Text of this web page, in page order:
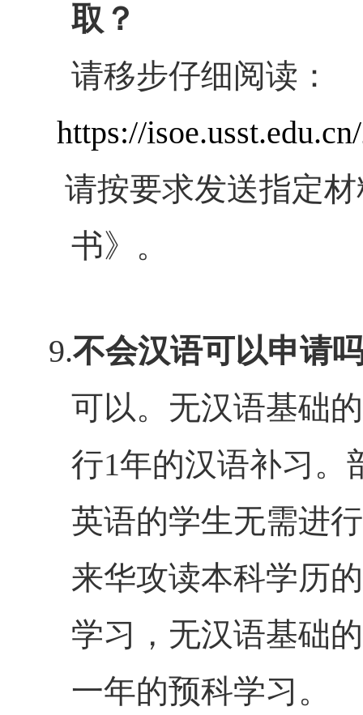
取？
请移步仔细阅读：
https://
请按要求发送指定
书》。
9.不会汉语可以申请
可以。无汉语基础
行1年的汉语补习。
英语的学生无需进
来华攻读本科学历
学习，无汉语基础
一年的预科学习。